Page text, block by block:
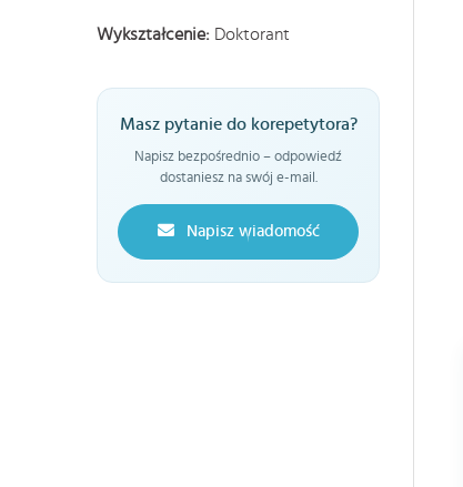
Wykształcenie: Doktorant
Masz pytanie do korepetytora?
Napisz bezpośrednio – odpowiedź
dostaniesz na swój e-mail.
Napisz wiadomość